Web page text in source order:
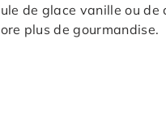
de glace vanille ou de
plus de gourmandise.